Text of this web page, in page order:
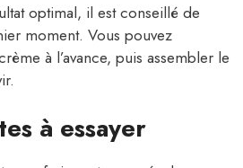
optimal, il est conseillé de
moment. Vous pouvez
à l’avance, puis assembler le
à essayer